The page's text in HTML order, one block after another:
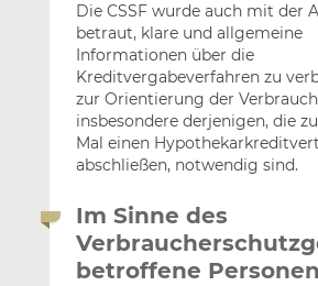
Die CSSF wurde auch mit der
betraut, klare und allgemeine
Informationen über die
Kreditvergabeverfahren zu
zur Orientierung der
insbesondere derjenigen, die
Mal einen
abschließen, notwendig sind.
Im Sinne des
betroffene Personen